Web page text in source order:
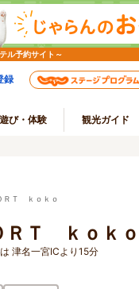
ル予約サイト～
録
遊び・体験 観光ガイド
ＲＴ ｋｏｋｏ
ＲＴ ｋｏｋｏ
津名一宮ICより15分